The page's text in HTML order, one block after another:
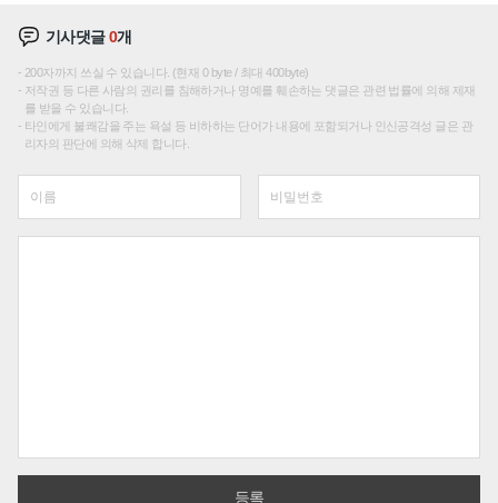
기사댓글0개
200자까지 쓰실 수 있습니다. (현재 0 byte / 최대 400byte)
저작권 등 다른 사람의 권리를 침해하거나 명예를 훼손하는 댓글은 관련 법률에 의해 제재
를 받을 수 있습니다.
타인에게 불쾌감을 주는 욕설 등 비하하는 단어가 내용에 포함되거나 인신공격성 글은 관
리자의 판단에 의해 삭제 합니다.